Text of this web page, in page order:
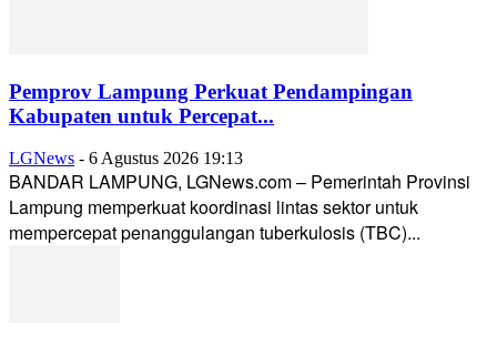
Pemprov Lampung Perkuat Pendampingan
Kabupaten untuk Percepat...
LGNews - 6 Agustus 2026 19:13
BANDAR LAMPUNG, LGNews.com – Pemerintah Provinsi
Lampung memperkuat koordinasi lintas sektor untuk
mempercepat penanggulangan tuberkulosis (TBC)...